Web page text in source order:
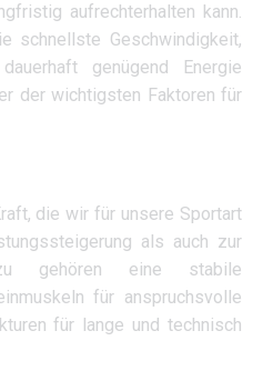
aufrechterhalten kann.
schnellste Geschwindigkeit,
genügend Energie
der wichtigsten Faktoren für
die wir für unsere Sportart
als auch zur
gehören eine stabile
für anspruchsvolle
für lange und technisch